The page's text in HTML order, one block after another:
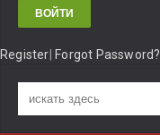
Register Forgot Password?